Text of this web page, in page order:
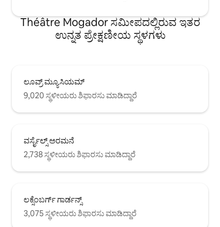
Théâtre Mogador ಸಮೀಪದಲ್ಲಿರುವ ಇತರ
ಉನ್ನತ ಪ್ರೇಕ್ಷಣೀಯ ಸ್ಥಳಗಳು
ಲೂವ್ರ್ ಮ್ಯೂಸಿಯಮ್
9,020 ಸ್ಥಳೀಯರು ಶಿಫಾರಸು ಮಾಡಿದ್ದಾರೆ
ವರ್ಸೈಲ್ಸ್ ಅರಮನೆ
2,738 ಸ್ಥಳೀಯರು ಶಿಫಾರಸು ಮಾಡಿದ್ದಾರೆ
ಲಕ್ಸೆಂಬರ್ಗ್ ಗಾರ್ಡನ್ಸ್
3,075 ಸ್ಥಳೀಯರು ಶಿಫಾರಸು ಮಾಡಿದ್ದಾರೆ